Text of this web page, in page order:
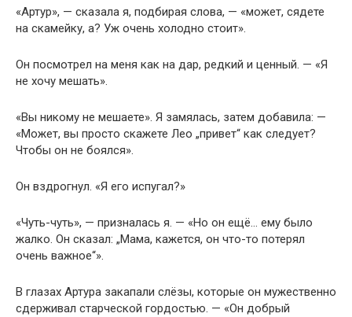
«Артур», — сказала я, подбирая слова, — «может, сядете
на скамейку, а? Уж очень холодно стоит».
Он посмотрел на меня как на дар, редкий и ценный. — «Я
не хочу мешать».
«Вы никому не мешаете». Я замялась, затем добавила: —
«Может, вы просто скажете Лео „привет“ как следует?
Чтобы он не боялся».
Он вздрогнул. «Я его испугал?»
«Чуть-чуть», — призналась я. — «Но он ещё… ему было
жалко. Он сказал: „Мама, кажется, он что-то потерял
очень важное“».
В глазах Артура закапали слёзы, которые он мужественно
сдерживал старческой гордостью. — «Он добрый